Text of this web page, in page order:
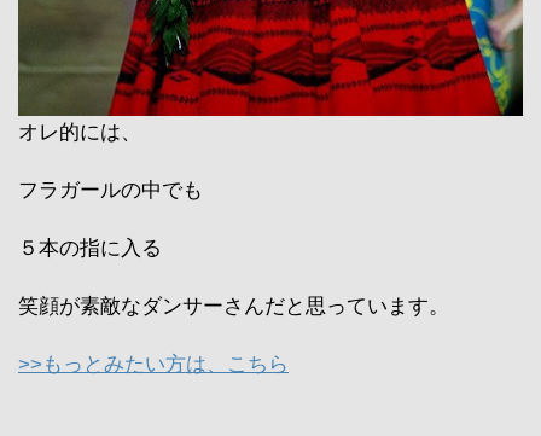
オレ的には、
フラガールの中でも
５本の指に入る
笑顔が素敵なダンサーさんだと思っています。
>>もっとみたい方は、こちら